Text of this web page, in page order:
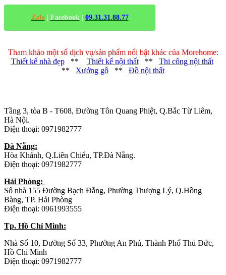
Zalo| Facebook 09.31.31.88.77
Tham khảo một số dịch vụ/sản phẩm nổi bật khác của Morehome:
Thiết kế nhà đẹp** Thiết kế nội thất** Thi công nội thất
** Xưởng gỗ ** Đồ nội thất
Tầng 3, tòa B - T608, Đường Tôn Quang Phiệt, Q.Bắc Từ Liêm,
Hà Nội.
Điện thoại: 0971982777
Đà Nẵng:
Hòa Khánh, Q.Liên Chiểu, TP.Đà Nẵng.
Điện thoại: 0971982777
Hải Phòng:
Số nhà 155 Đường Bạch Đằng, Phường Thượng Lý, Q.Hồng
Bàng, TP. Hải Phòng
Điện thoại: 0961993555
Tp. Hồ Chí Minh:
Nhà Số 10, Đường Số 33, Phường An Phú, Thành Phố Thủ Đức,
Hồ Chí Minh
Điện thoại: 0971982777